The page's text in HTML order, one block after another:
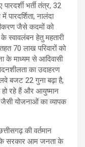
भर्ती तंत्र, 32
पारदर्शिता, नालंदा
जैसे कदमों को
के स्वावलंबन हेतु महतारी
70 लाख परिवारों को
के माध्यम से आदिवासी
का उदाहरण
बजट 22 गुना बढ़ा है,
रहे हैं और आयुष्मान
योजनाओं का व्यापक
की वर्तमान
कि सरकार आम जनता के